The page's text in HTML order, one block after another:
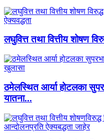
लघुवित्त तथा वित्तीय शोषण
ठमेलस्थित आर्या होटलका
यातना...